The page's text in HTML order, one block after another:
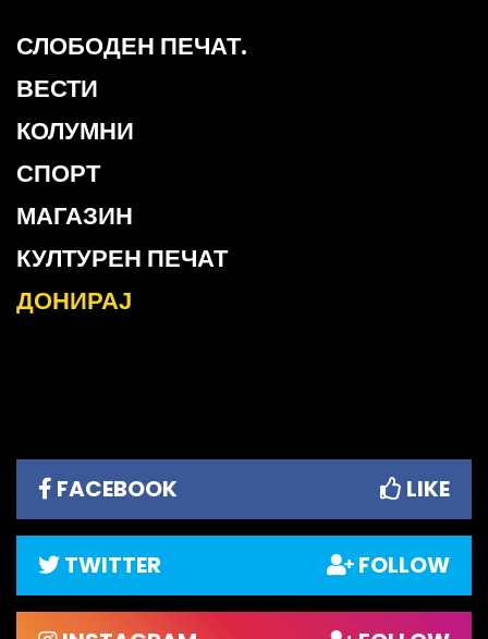
СЛОБОДЕН ПЕЧАТ.
ВЕСТИ
КОЛУМНИ
СПОРТ
МАГАЗИН
КУЛТУРЕН ПЕЧАТ
ДОНИРАЈ
FACEBOOK LIKE
TWITTER FOLLOW